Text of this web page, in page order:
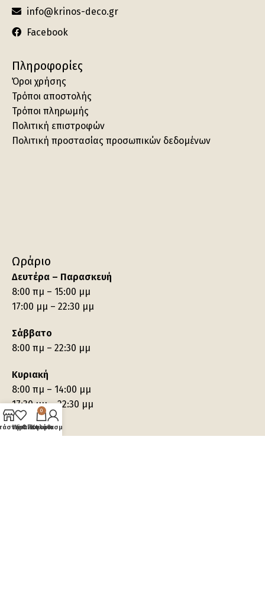
info@krinos-deco.gr
Facebook
Πληροφορίες
Όροι χρήσης
Τρόποι αποστολής
Τρόποι πληρωμής
Πολιτική επιστροφών
Πολιτική προστασίας προσωπικών δεδομένων
Ωράριο
Δευτέρα – Παρασκευή
8:00 πμ – 15:00 μμ
17:00 μμ – 22:30 μμ
Σάββατο
8:00 πμ – 22:30 μμ
Κυριακή
8:00 πμ – 14:00 μμ
17:30 μμ – 22:30 μμ
Wishlist
0
Καλάθι
Ο λογαριασμός μου